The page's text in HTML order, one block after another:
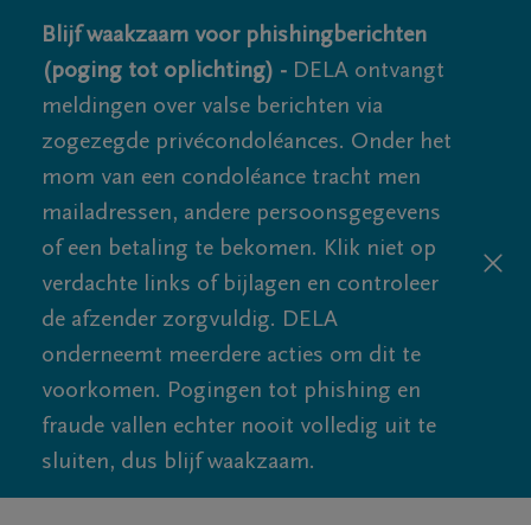
Blijf waakzaam voor phishingberichten
(poging tot oplichting) - DELA ontvangt
meldingen over valse berichten via
zogezegde privécondoléances. Onder het
mom van een condoléance tracht men
mailadressen, andere persoonsgegevens
of een betaling te bekomen. Klik niet op
verdachte links of bijlagen en controleer
de afzender zorgvuldig. DELA
onderneemt meerdere acties om dit te
voorkomen. Pogingen tot phishing en
fraude vallen echter nooit volledig uit te
sluiten, dus blijf waakzaam.